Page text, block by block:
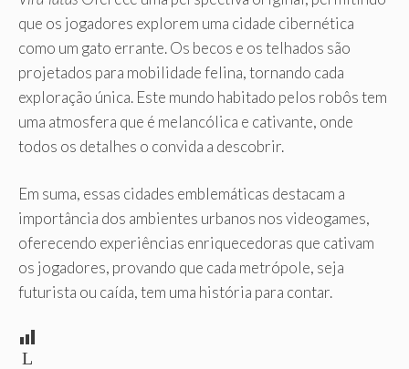
que os jogadores explorem uma cidade cibernética
como um gato errante. Os becos e os telhados são
projetados para mobilidade felina, tornando cada
exploração única. Este mundo habitado pelos robôs tem
uma atmosfera que é melancólica e cativante, onde
todos os detalhes o convida a descobrir.
Em suma, essas cidades emblemáticas destacam a
importância dos ambientes urbanos nos videogames,
oferecendo experiências enriquecedoras que cativam
os jogadores, provando que cada metrópole, seja
futurista ou caída, tem uma história para contar.
L